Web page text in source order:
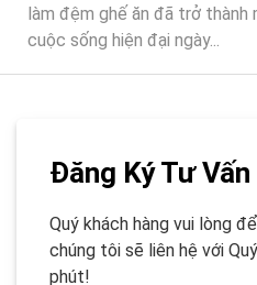
làm đệm ghế ăn đã trở
cuộc sống hiện đại ngày...
Đăng Ký Tư Vấn
Quý khách hàng vui lòng
chúng tôi sẽ liên hệ với
phút!